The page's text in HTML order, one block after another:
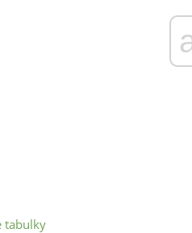
tabulky